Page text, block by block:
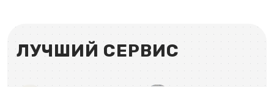
ЛУЧШИЙ СЕРВИС